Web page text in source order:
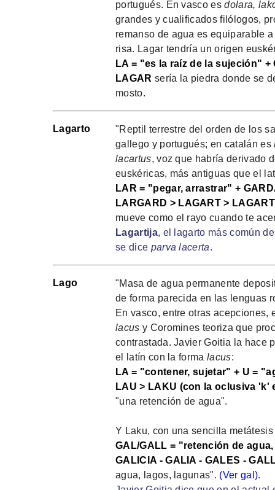
portugués. En vasco esdolara,
grandes y cualificados filólogos,
remanso de agua es equiparable
risa. Lagar tendría un origen
LA = "es la raíz de la sujeción"
LAGAR sería la piedra donde se
mosto.
Lagarto
"Reptil terrestre del orden de los
gallego y portugués; en catalán es
lacartus, voz que habría derivado
euskéricas, más antiguas que el
LAR = "pegar, arrastrar" +
LARGARD > LAGART >
mueve como el rayo cuando te
Lagartija, el lagarto más común
se dice parva lacerta.
Lago
"Masa de agua permanente
de forma parecida en las lenguas
En vasco, entre otras acepciones,
lacus y Coromines teoriza que
contrastada. Javier Goitia la hace
el latín con la formalacus:
LA = "contener, sujetar" + U =
LAU > LAKU (con la oclusiva 'k'
"una retención de agua".
Y Laku, con una sencilla
GAL/GALL = "retención de
GALICIA - GALIA - GALES -
agua, lagos, lagunas". (Ver gal).